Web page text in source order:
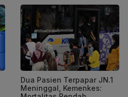
Dua Pasien Terpapar JN.1
Meninggal, Kemenkes: